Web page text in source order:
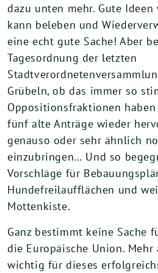
dazu unten mehr. Gute
kann beleben und
eine echt gute Sache! Aber
Tagesordnung der letzten
Grübeln, ob das immer so
Oppositionsfraktionen
fünf alte Anträge wieder
genauso oder sehr ähnlich
einzubringen… Und so
Vorschläge für
Hundefreilaufflächen und
Mottenkiste.
Ganz bestimmt keine Sache
die Europäische Union.
wichtig für dieses